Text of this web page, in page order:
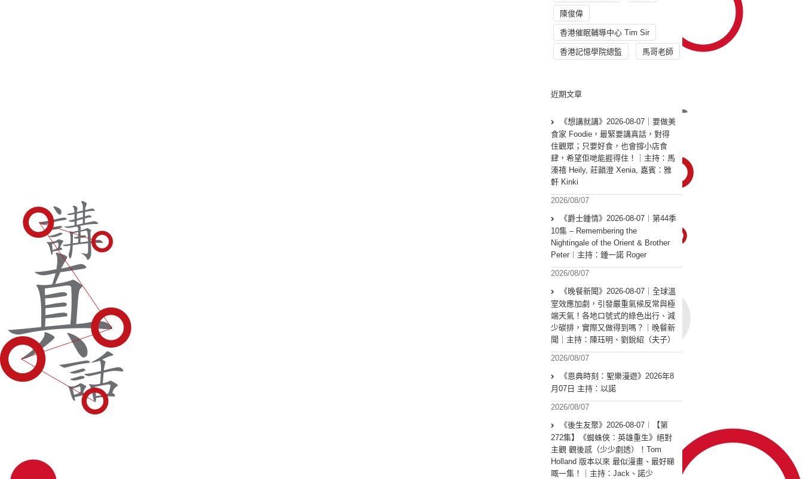
陳俊偉
香港催眠輔導中心 Tim Sir
香港記憶學院總監 馬哥老師
近期文章
《想講就講》2026-08-07｜要做美
食家 Foodie，最緊要講真話，對得
住觀眾；只要好食，也會撐小店食
肆，希望佢哋能捱得住！｜主持：馬
溱禧 Heily, 莊韻澄 Xenia, 嘉賓：雅
軒 Kinki
2026/08/07
《爵士鍾情》2026-08-07︱第44季
10集 – Remembering the
Nightingale of the Orient & Brother
Peter︱主持：鍾一諾 Roger
2026/08/07
《晚餐新聞》2026-08-07｜全球溫
室效應加劇，引發嚴重氣候反常與極
端天氣！各地口號式的綠色出行、減
少碳排，實際又做得到嗎？｜晚餐新
聞｜主持：陳珏明、劉銳紹（夫子）
2026/08/07
《恩典時刻：聖樂漫遊》2026年8
月07日 主持：以諾
2026/08/07
《後生友聚》2026-08-07︱【第
272集】《蜘蛛俠：英雄重生》絕對
主觀 觀後感（少少劇透）！Tom
Holland 版本以來 最似漫畫、最好睇
嘅一集！｜主持：Jack、諾少